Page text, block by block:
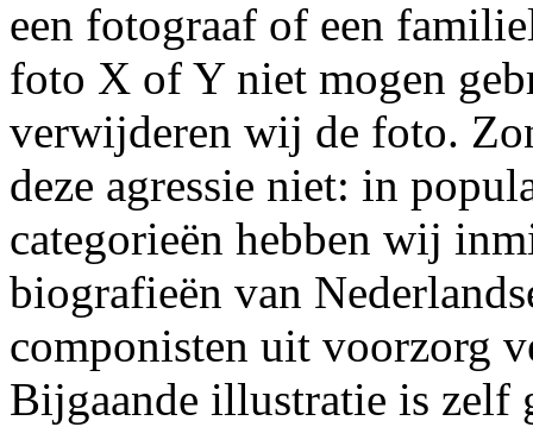
een fotograaf of een
foto X of Y niet mogen
verwijderen wij de foto.
deze agressie niet: in
categorieën hebben wij
biografieën van
componisten uit voorzorg
Bijgaande illustratie is zelf